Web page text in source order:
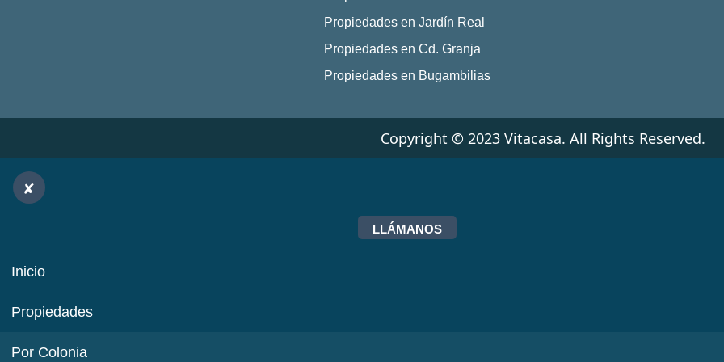
Propiedades en Jardín Real
Propiedades en Cd. Granja
Propiedades en Bugambilias
Copyright © 2023 Vitacasa. All Rights Reserved.
LLÁMANOS
Inicio
Propiedades
Por Colonia